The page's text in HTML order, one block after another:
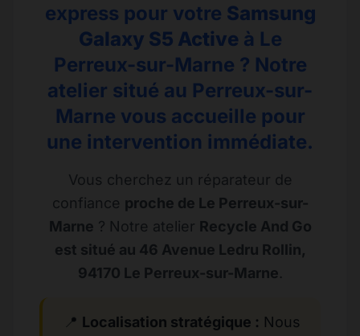
express pour votre Samsung
Galaxy S5 Active à Le
Perreux-sur-Marne ? Notre
atelier situé au Perreux-sur-
Marne vous accueille pour
une intervention immédiate.
Vous cherchez un réparateur de
confiance proche de Le Perreux-sur-
Marne ? Notre atelier Recycle And Go
est situé au 46 Avenue Ledru Rollin,
94170 Le Perreux-sur-Marne.
📍 Localisation stratégique : Nous